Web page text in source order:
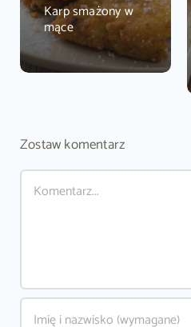
Karp smażony w
mące
Zostaw komentarz
Comment